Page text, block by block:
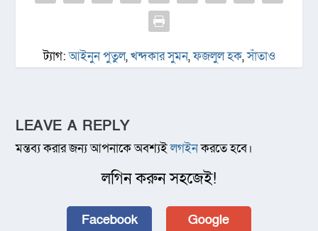
ট্যাগ:আইনুন পুতুল,খন্দকার সুমন,ফজলুল হক,সাঁতাও
LEAVE A REPLY
মন্তব্য করার জন্য আপনাকে অবশ্যইলগইনকরতে হবে।
লগিন করুন সহজেই!
Facebook Google